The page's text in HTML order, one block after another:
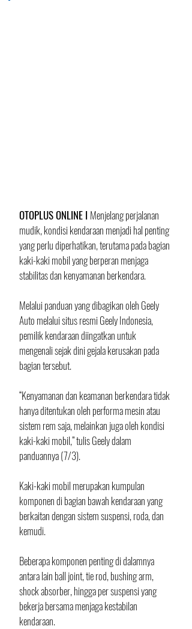
OTOPLUS ONLINE I Menjelang perjalanan
mudik, kondisi kendaraan menjadi hal penting
yang perlu diperhatikan, terutama pada bagian
kaki-kaki mobil yang berperan menjaga
stabilitas dan kenyamanan berkendara.
Melalui panduan yang dibagikan oleh Geely
Auto melalui situs resmi Geely Indonesia,
pemilik kendaraan diingatkan untuk
mengenali sejak dini gejala kerusakan pada
bagian tersebut.
“Kenyamanan dan keamanan berkendara tidak
hanya ditentukan oleh performa mesin atau
sistem rem saja, melainkan juga oleh kondisi
kaki-kaki mobil,” tulis Geely dalam
panduannya (7/3).
Kaki-kaki mobil merupakan kumpulan
komponen di bagian bawah kendaraan yang
berkaitan dengan sistem suspensi, roda, dan
kemudi.
Beberapa komponen penting di dalamnya
antara lain ball joint, tie rod, bushing arm,
shock absorber, hingga per suspensi yang
bekerja bersama menjaga kestabilan
kendaraan.